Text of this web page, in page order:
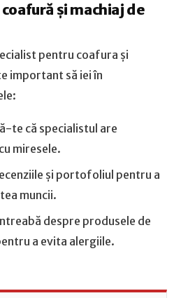
coafură și machiaj de
pentru coafura și
important să iei în
te că specialistul are
miresele.
și portofoliul pentru a
muncii.
despre produsele de
a evita alergiile.